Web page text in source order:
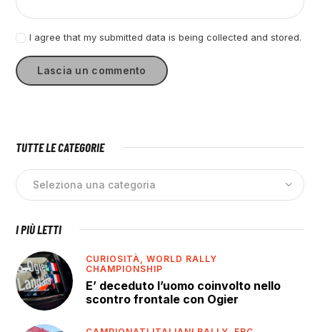
I agree that my submitted data is being collected and stored.
TUTTE LE CATEGORIE
I PIÙ LETTI
CURIOSITÀ,WORLD RALLY
CHAMPIONSHIP
E’ deceduto l’uomo coinvolto nello
scontro frontale con Ogier